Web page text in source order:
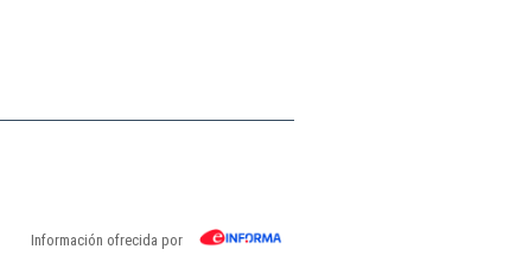
Información ofrecida por